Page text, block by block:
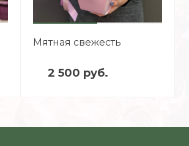
Мятная свежесть
2 500 руб.